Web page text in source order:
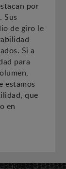
por
Sus
de giro le
Si a
para
estamos
que
en